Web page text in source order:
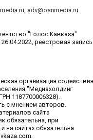
, adv@osnmedia.ru
"Голос Кавказа"
реестровая запись
организация содействия
"Медиахолдинг
1187700006328).
с мнением авторов.
сайта
обязательна, при
на сайтах обязательна